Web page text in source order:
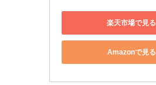
楽天市場で見る
Amazonで見る